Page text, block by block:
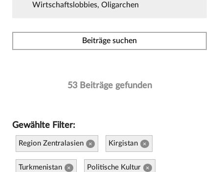
Wirtschaftslobbies, Oligarchen
Beiträge suchen
53 Beiträge gefunden
Gewählte Filter:
Region Zentralasien × Kirgistan ×
Turkmenistan × Politische Kultur ×